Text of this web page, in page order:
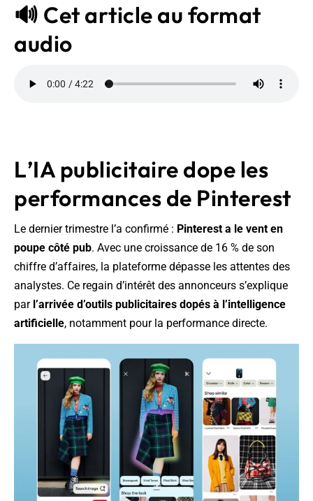
🔊 Cet article au format
audio
L’IA publicitaire dope les
performances de Pinterest
Le dernier trimestre l’a confirmé : Pinterest a le vent en
poupe côté pub. Avec une croissance de 16 % de son
chiffre d’affaires, la plateforme dépasse les attentes des
analystes. Ce regain d’intérêt des annonceurs s’explique
par l’arrivée d’outils publicitaires dopés à l’intelligence
artificielle, notamment pour la performance directe.